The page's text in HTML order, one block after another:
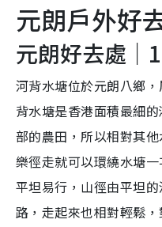
元朗戶外好
元朗好去處｜
河背水塘位於元朗八鄉
背水塘是香港面積最細
部的農田，所以相對其
樂徑走就可以環繞水塘
平坦易行，山徑由平坦
路，走起來也相對輕鬆